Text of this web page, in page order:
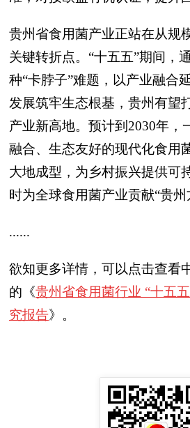
贵州省食用菌产业正站在从规
关键转折点。“十五五”期间，
种“卡脖子”难题，以产业融合
发展筑牢生态根基，贵州有望
产业新高地。预计到2030年，
融合、生态友好的现代化食用
大地成型，为乡村振兴提供可
时为全球食用菌产业贡献“贵州
......
欲知更多详情，可以点击查看
的《贵州省食用菌行业 “十五
究报告》。